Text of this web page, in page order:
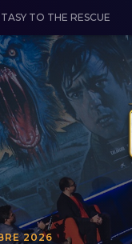
TO THE RESCUE
2026